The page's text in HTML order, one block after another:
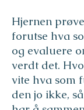
Hjernen
forutse hva
og evaluere
verdt det.
vite hva som
den jo ikke,